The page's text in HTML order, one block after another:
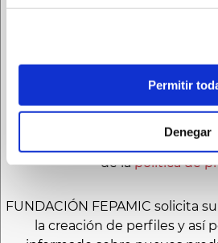
Permitir
Denegar
de decisiones basadas
automatizado de sus datos,
Le recomendamos que lea la
antes de proporcionarnos
He leído y acepto elaviso
de lapolítica de
FUNDACIÓN FEPAMIC solicita su
la creación de perfiles y así